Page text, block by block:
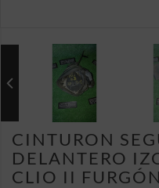
CINTURON
DELANTERO
CLIO II